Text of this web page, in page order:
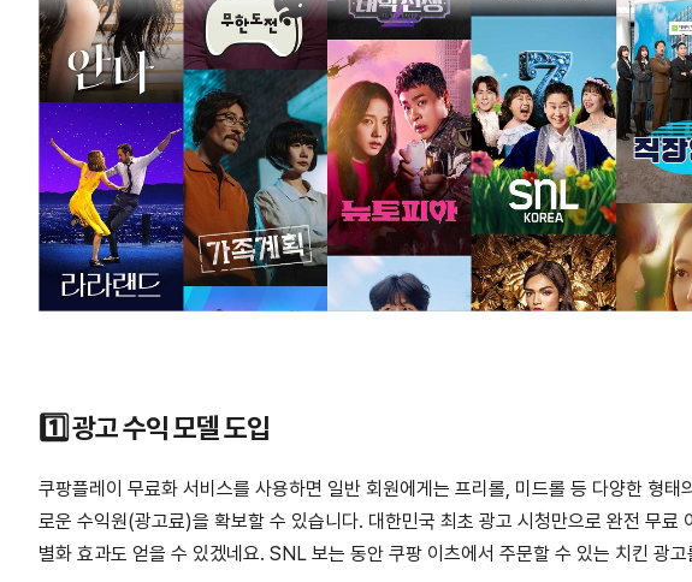
1️⃣ 광고 수익 모델 도입
쿠팡플레이 무료화 서비스를 사용하면 일반 회원에게는 프리롤, 미드롤 등 다양한 형
로운 수익원(광고료)을 확보할 수 있습니다. 대한민국 최초 광고 시청만으로 완전 무
별화 효과도 얻을 수 있겠네요. SNL 보는 동안 쿠팡 이츠에서 주문할 수 있는 치킨 광